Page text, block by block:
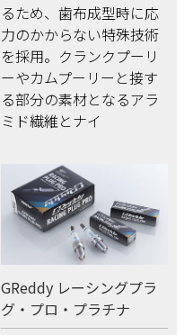
るため、歯布成型時に応
力のかからない特殊技術
を採用。クランクプーリ
ーやカムプーリーと接す
る部分の素材となるアラ
ミド繊維とナイ
GReddy レーシングプラ
グ・プロ・プラチナ